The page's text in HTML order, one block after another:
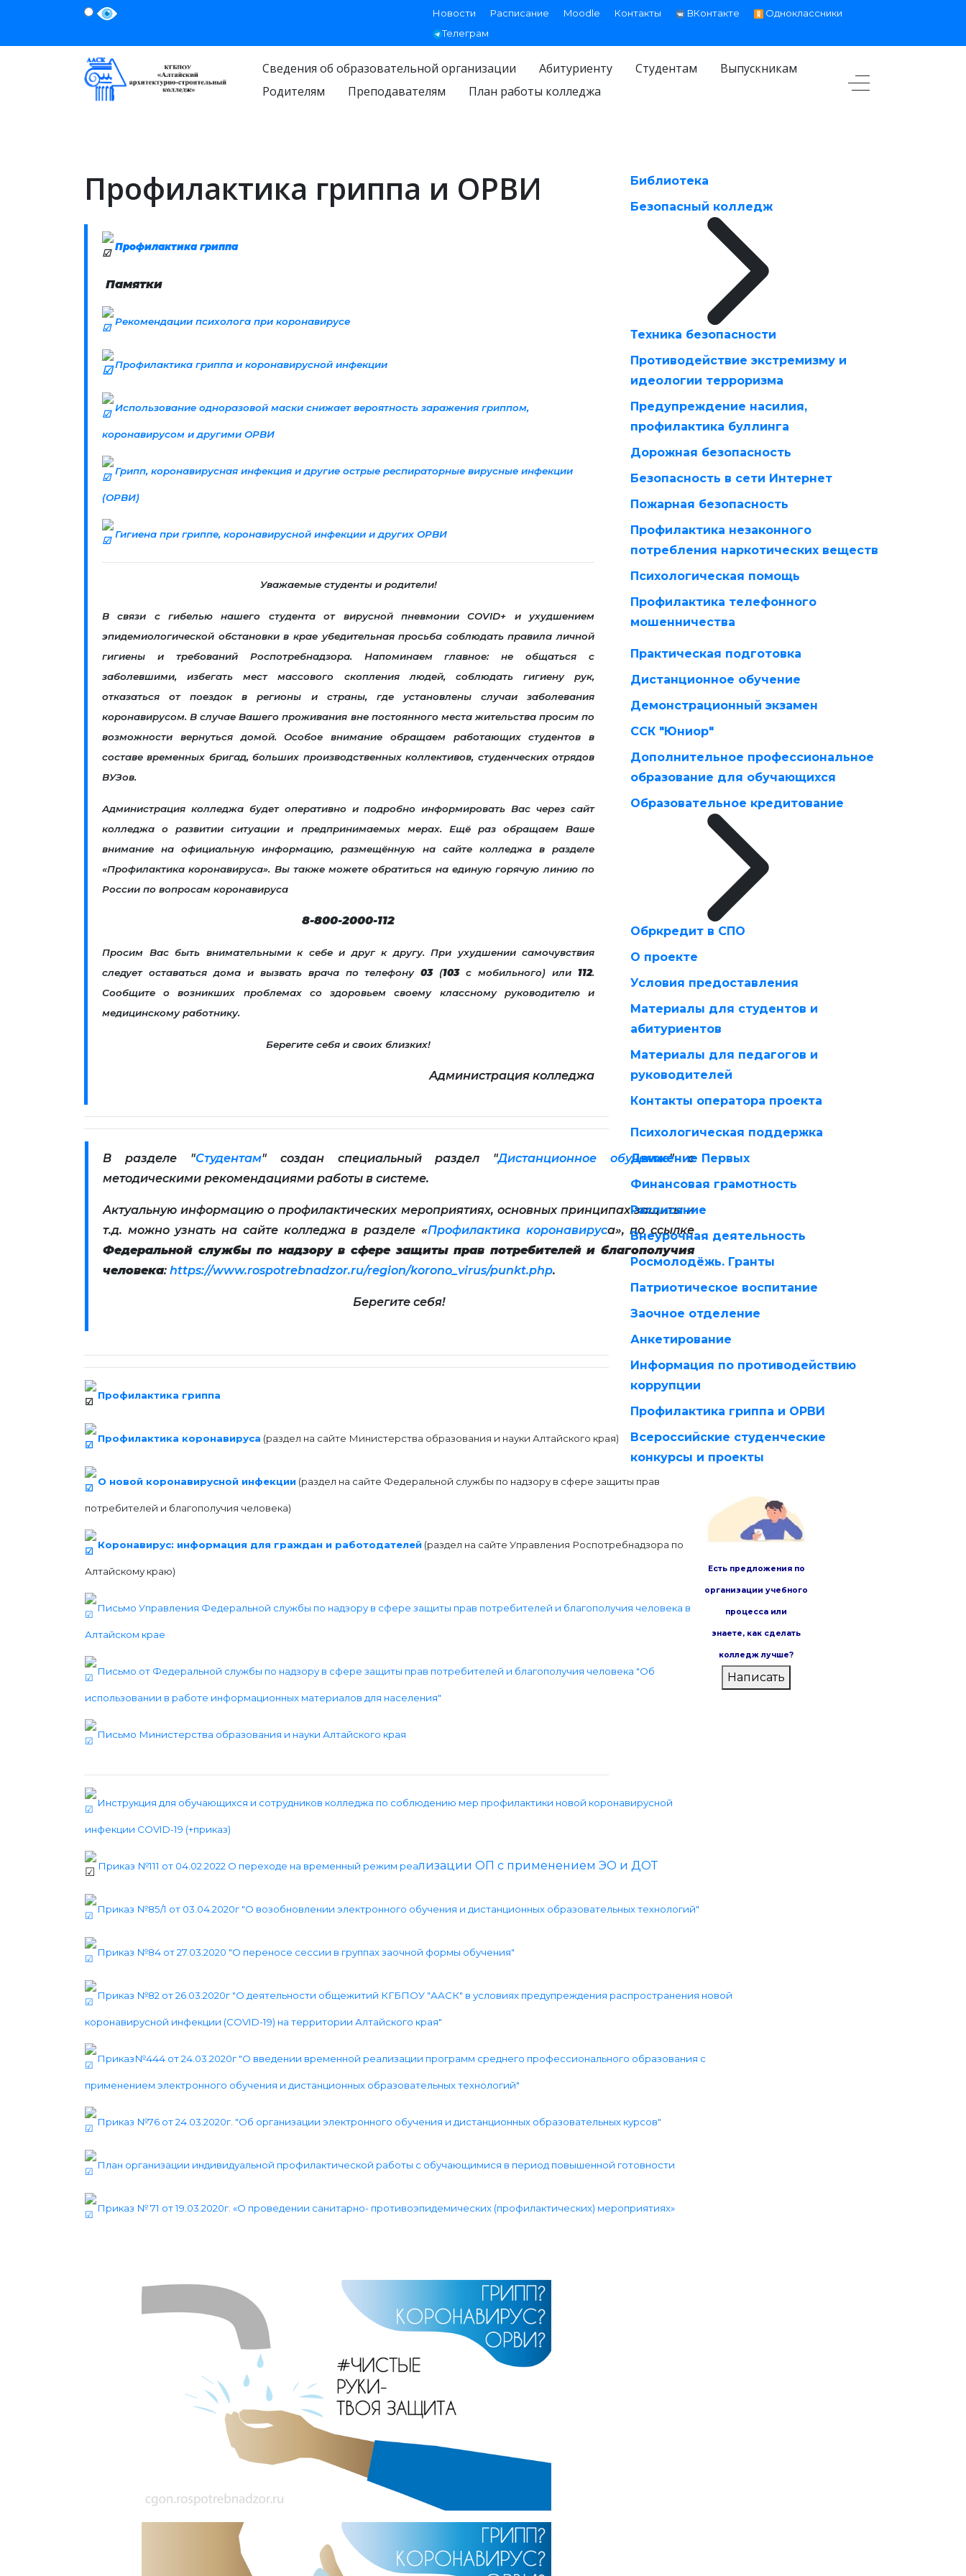
Новости Расписание Moodle Контакты ВКонтакте
Одноклассники
Телеграм
Сведения об образовательной организации Абитуриенту Студентам
Выпускникам
Родителям
Преподавателям План работы колледжа
Профилактика гриппа и ОРВИ
Профилактика гриппа
Памятки
Рекомендации психолога при коронавирусе
Профилактика гриппа и коронавирусной инфекции
Использование одноразовой маски снижает вероятность заражения гриппом,
коронавирусом и другими ОРВИ
Грипп, коронавирусная инфекция и другие острые респираторные вирусные инфекции
(ОРВИ)
Гигиена при гриппе, коронавирусной инфекции и других ОРВИ
Уважаемые студенты и родители!
В связи с гибелью нашего студента от вирусной пневмонии COVID+ и ухудшением
эпидемиологической обстановки в крае убедительная просьба соблюдать правила личной
гигиены и требований Роспотребнадзора. Напоминаем главное: не общаться с
заболевшими, избегать мест массового скопления людей, соблюдать гигиену рук,
отказаться от поездок в регионы и страны, где установлены случаи заболевания
коронавирусом. В случае Вашего проживания вне постоянного места жительства просим по
возможности вернуться домой. Особое внимание обращаем работающих студентов в
составе временных бригад, больших производственных коллективов, студенческих отрядов
ВУЗов.
Администрация колледжа будет оперативно и подробно информировать Вас через сайт
колледжа о развитии ситуации и предпринимаемых мерах. Ещё раз обращаем Ваше
внимание на официальную информацию, размещённую на сайте колледжа в разделе
«Профилактика коронавируса». Вы также можете обратиться на единую горячую линию по
России по вопросам коронавируса
8-800-2000-112
Просим Вас быть внимательными к себе и друг к другу. При ухудшении самочувствия
следует оставаться дома и вызвать врача по телефону03(103с мобильного) или112.
Сообщите о возникших проблемах со здоровьем своему классному руководителю и
медицинскому работнику.
Берегите себя и своих близких!
Администрация колледжа
В разделе "Студентам" создан специальный раздел "Дистанционное обучение" с
методическими рекомендациями работы в системе.
Актуальную информацию о профилактических мероприятиях, основных принципах защиты и
т.д. можно узнать на сайте колледжа в разделе «Профилактика коронавируса», по ссылке
Федеральной службы по надзору в сфере защиты прав потребителей и благополучия
человека: https://www.rospotrebnadzor.ru/region/korono_virus/punkt.php.
Берегите себя!
Профилактика гриппа
Профилактика коронавируса (раздел на сайте Министерства образования и науки Алтайского края)
О новой коронавирусной инфекции (раздел на сайте Федеральной службы по надзору в сфере защиты прав
потребителей и благополучия человека)
Коронавирус: информация для граждан и работодателей (раздел на сайте Управления Роспотребнадзора по
Алтайскому краю)
Письмо Управления Федеральной службы по надзору в сфере защиты прав потребителей и благополучия человека в
Алтайском крае
Письмо от Федеральной службы по надзору в сфере защиты прав потребителей и благополучия человека "Об
использовании в работе информационных материалов для населения"
Письмо Министерства образования и науки Алтайского края
Инструкция для обучающихся и сотрудников колледжа по соблюдению мер профилактики новой коронавирусной
инфекции COVID-19 (+приказ)
Приказ №111 от 04.02.2022 О переходе на временный режим реализации ОП с применением ЭО и ДОТ
Приказ №85/1 от 03.04.2020г "О возобновлении электронного обучения и дистанционных образовательных технологий"
Приказ №84 от 27.03.2020 "О переносе сессии в группах заочной формы обучения"
Приказ №82 от 26.03.2020г "О деятельности общежитий КГБПОУ "ААСК" в условиях предупреждения распространения новой
коронавирусной инфекции (COVID-19) на территории Алтайского края"
Приказ№444 от 24.03.2020г "О введении временной реализации программ среднего профессионального образования с
применением электронного обучения и дистанционных образовательных технологий"
Приказ №76 от 24.03.2020г. "Об организации электронного обучения и дистанционных образовательных курсов"
План организации индивидуальной профилактической работы с обучающимися в период повышенной готовности
Приказ № 71 от 19.03.2020г. «О проведении санитарно- противоэпидемических (профилактических) мероприятиях»
Библиотека
Безопасный колледж
Техника безопасности
Противодействие экстремизму и
идеологии терроризма
Предупреждение насилия,
профилактика буллинга
Дорожная безопасность
Безопасность в сети Интернет
Пожарная безопасность
Профилактика незаконного
потребления наркотических веществ
Психологическая помощь
Профилактика телефонного
мошенничества
Практическая подготовка
Дистанционное обучение
Демонстрационный экзамен
ССК "Юниор"
Дополнительное профессиональное
образование для обучающихся
Образовательное кредитование
Обркредит в СПО
О проекте
Условия предоставления
Материалы для студентов и
абитуриентов
Материалы для педагогов и
руководителей
Контакты оператора проекта
Психологическая поддержка
Движение Первых
Финансовая грамотность
Расписание
Внеурочная деятельность
Росмолодёжь. Гранты
Патриотическое воспитание
Заочное отделение
Анкетирование
Информация по противодействию
коррупции
Профилактика гриппа и ОРВИ
Всероссийские студенческие
конкурсы и проекты
Есть предложения по
организации учебного
процесса или
знаете, как сделать
колледж лучше?
Написать